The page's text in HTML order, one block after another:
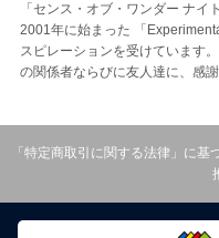
「センス・オブ・ワンダー ナイ
2001年に始まった 「
スピレーションを受けています
の関係者ならびに友人達に、感謝
「特定商取引に関する法律」に基